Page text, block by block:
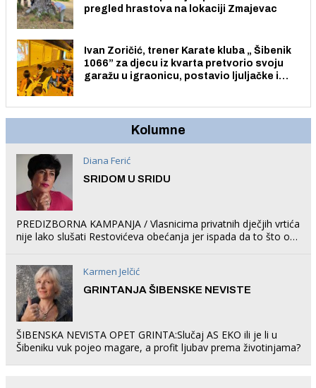
pregled hrastova na lokaciji Zmajevac
Ivan Zoričić, trener Karate kluba „ Šibenik
1066” za djecu iz kvarta pretvorio svoju
garažu u igraonicu, postavio ljuljačke i
Kolumne
Diana Ferić
SRIDOM U SRIDU
PREDIZBORNA KAMPANJA / Vlasnicima privatnih dječjih vrtića
nije lako slušati Restovićeva obećanja jer ispada da to što oni
Karmen Jelčić
GRINTANJA ŠIBENSKE NEVISTE
ŠIBENSKA NEVISTA OPET GRINTA:Slučaj AS EKO ili je li u
Šibeniku vuk pojeo magare, a profit ljubav prema životinjama?